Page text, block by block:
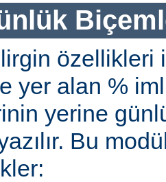
özellikleri
yer alan %
yerine
Bu